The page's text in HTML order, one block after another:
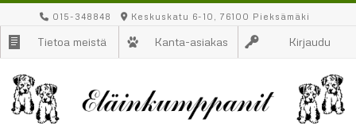
to
content
015-348848 Keskuskatu 6-10, 76100 Pieksämäki
Tietoa meistä Kanta-asiakas Kirjaudu